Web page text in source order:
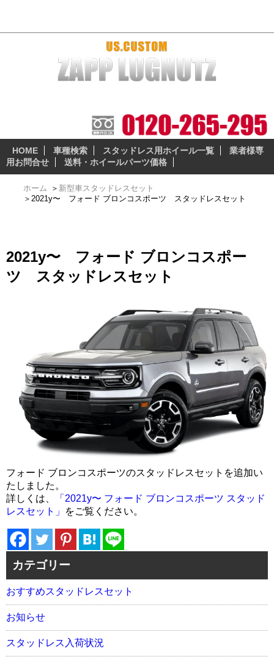
HOME 車種検索 スタッドレス用ホイール一覧
業者様専
用お問合せ
送料・ホイールパーツ価格
ホーム ＞ 新型車スタッドレスセット
＞ 2021y〜 フォード ブロンコスポーツ スタッドレスセット
2021y〜 フォード ブロンコスポー
ツ スタッドレスセット
フォード ブロンコスポーツのスタッドレスセットを追加い
たしました。
詳しくは、
「2021y〜 フォード ブロンコスポーツ スタッド
レスセット」
をご覧ください。
カテゴリー
おすすめスタッドレスセット
お知らせ
スタッドレス入荷状況